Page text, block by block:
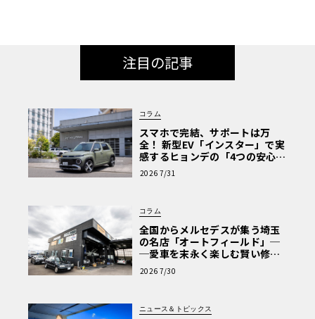
注目の記事
コラム
スマホで完結、サポートは万
全！ 新型EV「インスター」で実
感するヒョンデの「4つの安心」
【第1回・ヒョンデ6つの疑問：
Why? Hyundai?】〈PR〉
2026 7/31
コラム
全国からメルセデスが集う埼玉
の名店「オートフィールド」─
─愛車を末永く楽しむ賢い修理
術と、プロがフックス製オイル
を選ぶ理由〈PR〉
2026 7/30
ニュース＆トピックス